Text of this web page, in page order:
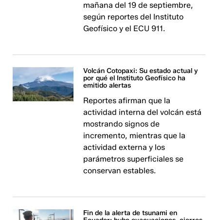
mañana del 19 de septiembre,
según reportes del Instituto
Geofísico y el ECU 911.
Volcán Cotopaxi: Su estado actual y
por qué el Instituto Geofísico ha
emitido alertas
Reportes afirman que la
actividad interna del volcán está
mostrando signos de
incremento, mientras que la
actividad externa y los
parámetros superficiales se
conservan estables.
Fin de la alerta de tsunami en